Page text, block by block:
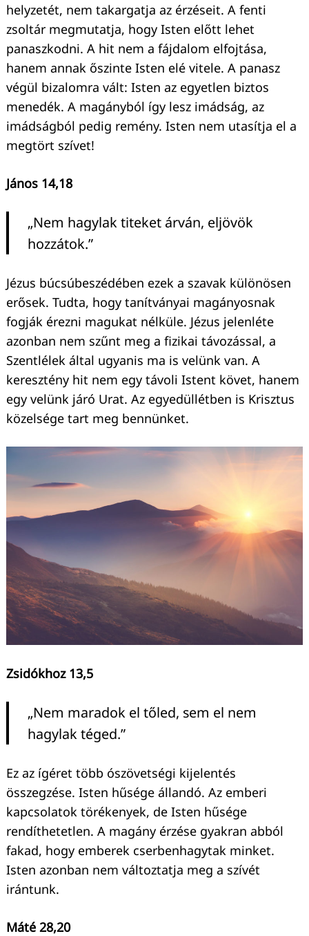
helyzetét, nem takargatja az érzéseit. A fenti
zsoltár megmutatja, hogy Isten előtt lehet
panaszkodni. A hit nem a fájdalom elfojtása,
hanem annak őszinte Isten elé vitele. A panasz
végül bizalomra vált: Isten az egyetlen biztos
menedék. A magányból így lesz imádság, az
imádságból pedig remény. Isten nem utasítja el a
megtört szívet!
János 14,18
„Nem hagylak titeket árván, eljövök
hozzátok.”
Jézus búcsúbeszédében ezek a szavak különösen
erősek. Tudta, hogy tanítványai magányosnak
fogják érezni magukat nélküle. Jézus jelenléte
azonban nem szűnt meg a fizikai távozással, a
Szentlélek által ugyanis ma is velünk van. A
keresztény hit nem egy távoli Istent követ, hanem
egy velünk járó Urat. Az egyedüllétben is Krisztus
közelsége tart meg bennünket.
Zsidókhoz 13,5
„Nem maradok el tőled, sem el nem
hagylak téged.”
Ez az ígéret több ószövetségi kijelentés
összegzése. Isten hűsége állandó. Az emberi
kapcsolatok törékenyek, de Isten hűsége
rendíthetetlen. A magány érzése gyakran abból
fakad, hogy emberek cserbenhagytak minket.
Isten azonban nem változtatja meg a szívét
irántunk.
Máté 28,20